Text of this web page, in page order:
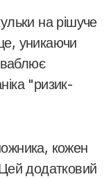
на рішуче
уникаючи
"ризик-
кожен
додатковий